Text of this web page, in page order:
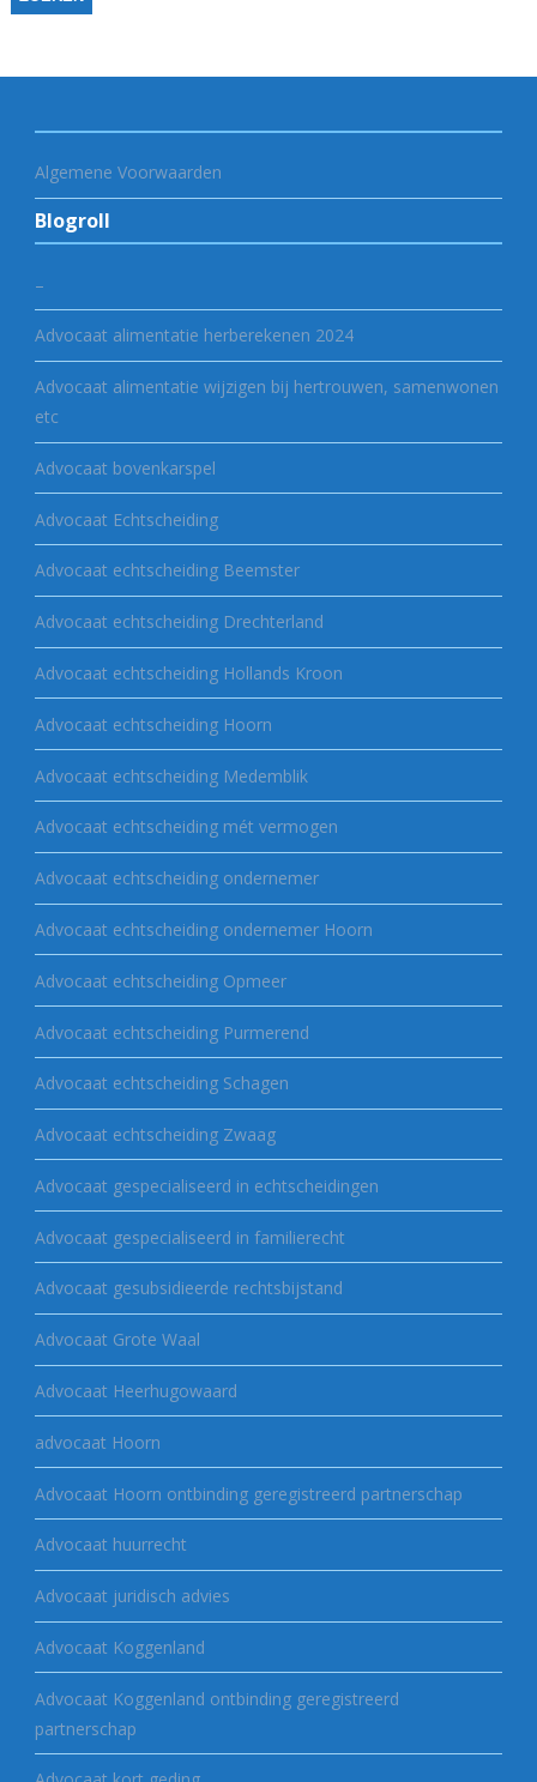
Algemene Voorwaarden
Blogroll
–
Advocaat alimentatie herberekenen 2024
Advocaat alimentatie wijzigen bij hertrouwen, samenwonen
etc
Advocaat bovenkarspel
Advocaat Echtscheiding
Advocaat echtscheiding Beemster
Advocaat echtscheiding Drechterland
Advocaat echtscheiding Hollands Kroon
Advocaat echtscheiding Hoorn
Advocaat echtscheiding Medemblik
Advocaat echtscheiding mét vermogen
Advocaat echtscheiding ondernemer
Advocaat echtscheiding ondernemer Hoorn
Advocaat echtscheiding Opmeer
Advocaat echtscheiding Purmerend
Advocaat echtscheiding Schagen
Advocaat echtscheiding Zwaag
Advocaat gespecialiseerd in echtscheidingen
Advocaat gespecialiseerd in familierecht
Advocaat gesubsidieerde rechtsbijstand
Advocaat Grote Waal
Advocaat Heerhugowaard
advocaat Hoorn
Advocaat Hoorn ontbinding geregistreerd partnerschap
Advocaat huurrecht
Advocaat juridisch advies
Advocaat Koggenland
Advocaat Koggenland ontbinding geregistreerd
partnerschap